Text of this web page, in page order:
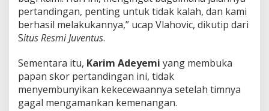
pertandingan, penting untuk tidak kalah, dan kami
berhasil melakukannya,” ucap Vlahovic, dikutip dari
Situs Resmi Juventus.
Sementara itu, Karim Adeyemi yang membuka
papan skor pertandingan ini, tidak
menyembunyikan kekecewaannya setelah timnya
gagal mengamankan kemenangan.